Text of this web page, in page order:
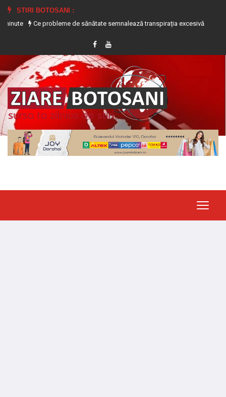
STIRI BOTOSANI :
de sănătate semnalează transpirația excesivă
Tânără ajunsă la